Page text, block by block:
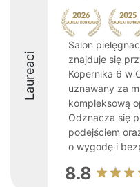
Laureaci
Salon
znajduje się
Kopernika 6 w
uznawany za
kompleksową
Odznacza się
podejściem
o wygodę i
8.8